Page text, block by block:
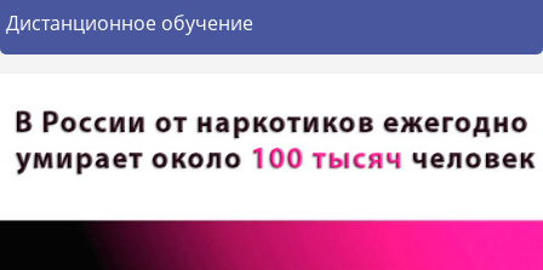
Дистанционное обучение